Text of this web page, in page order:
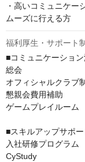
・高いコミュニケー
ムーズに行える方
福利厚生・サポート
■コミュニケーショ
総会
オフィシャルクラブ
懇親会費用補助
ゲームプレイルーム
■スキルアップサポー
入社研修プログラム
CyStudy